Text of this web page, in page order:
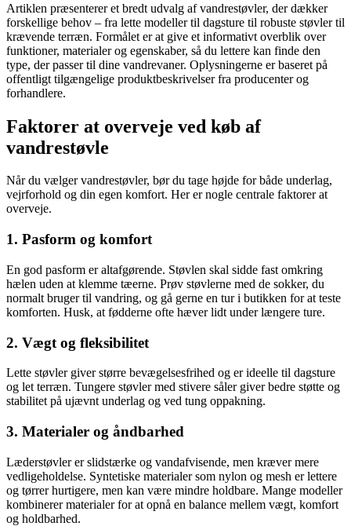
Artiklen præsenterer et bredt udvalg af vandrestøvler, der dækker
forskellige behov – fra lette modeller til dagsture til robuste støvler til
krævende terræn. Formålet er at give et informativt overblik over
funktioner, materialer og egenskaber, så du lettere kan finde den
type, der passer til dine vandrevaner. Oplysningerne er baseret på
offentligt tilgængelige produktbeskrivelser fra producenter og
forhandlere.
Faktorer at overveje ved køb af
vandrestøvle
Når du vælger vandrestøvler, bør du tage højde for både underlag,
vejrforhold og din egen komfort. Her er nogle centrale faktorer at
overveje.
1. Pasform og komfort
En god pasform er altafgørende. Støvlen skal sidde fast omkring
hælen uden at klemme tæerne. Prøv støvlerne med de sokker, du
normalt bruger til vandring, og gå gerne en tur i butikken for at teste
komforten. Husk, at fødderne ofte hæver lidt under længere ture.
2. Vægt og fleksibilitet
Lette støvler giver større bevægelsesfrihed og er ideelle til dagsture
og let terræn. Tungere støvler med stivere såler giver bedre støtte og
stabilitet på ujævnt underlag og ved tung oppakning.
3. Materialer og åndbarhed
Læderstøvler er slidstærke og vandafvisende, men kræver mere
vedligeholdelse. Syntetiske materialer som nylon og mesh er lettere
og tørrer hurtigere, men kan være mindre holdbare. Mange modeller
kombinerer materialer for at opnå en balance mellem vægt, komfort
og holdbarhed.